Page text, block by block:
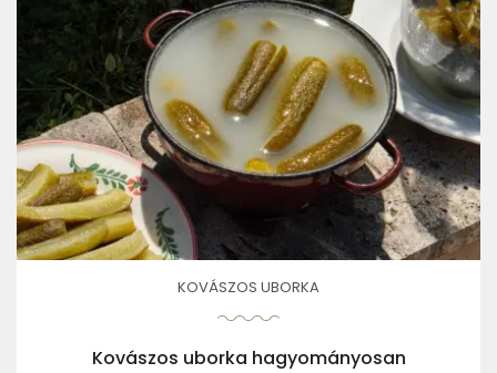
KOVÁSZOS UBORKA
Kovászos uborka hagyományosan